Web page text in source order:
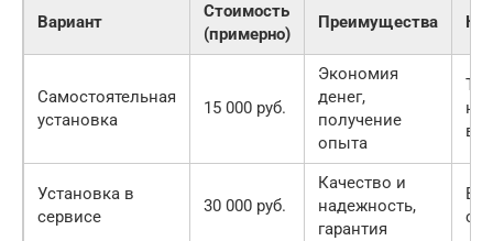
Вариант
Стоимость
(примерно)
Преимущества
Самостоятельная
установка
15 000 руб.
Экономия
денег,
получение
опыта
Установка в
сервисе
30 000 руб.
Качество и
надежность,
гарантия